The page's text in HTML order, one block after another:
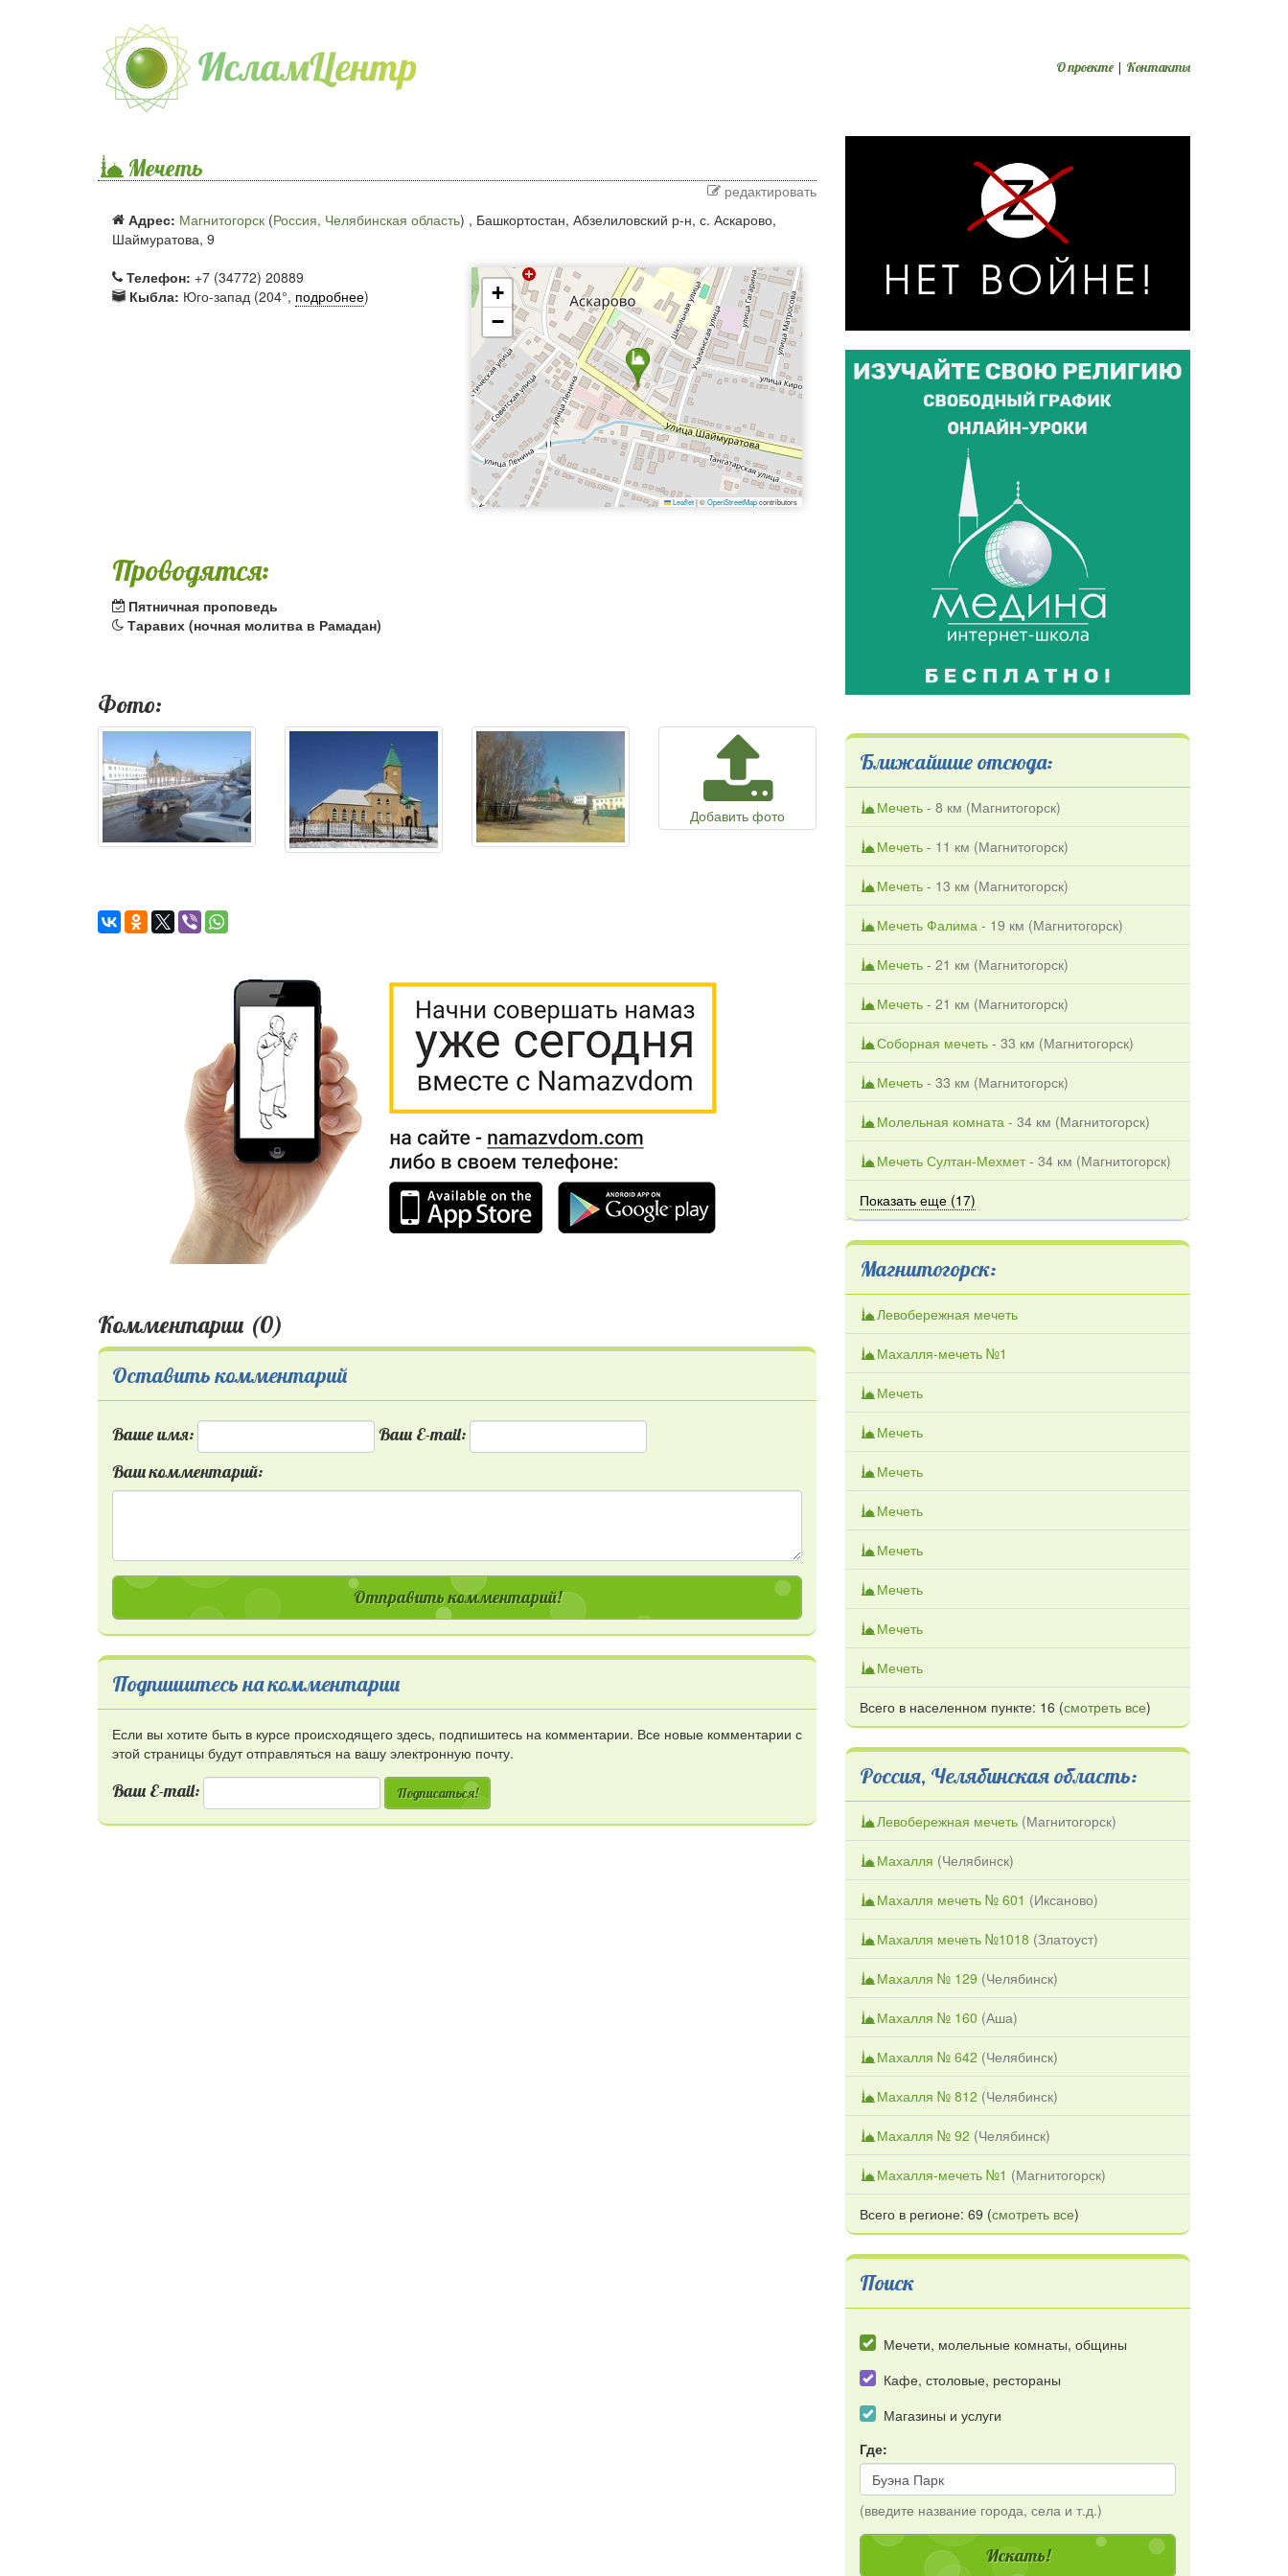
О проекте | Контакты
Мечеть
редактировать
Адрес: Магнитогорск (Россия, Челябинская область) , Башкортостан, Абзелиловский р-н, с. Аскарово,
Шаймуратова, 9
Телефон: +7 (34772) 20889
Кыбла: Юго-запад (204°, подробнее)
+
−
Leaflet|©OpenStreetMapcontributors
Проводятся:
Пятничная проповедь
Таравих (ночная молитва в Рамадан)
Фото:
Добавить фото
Комментарии (0)
Оставить комментарий
Ваше имя:
Ваш E-mail:
Ваш комментарий:
Отправить комментарий!
Подпишитесь на комментарии
Если вы хотите быть в курсе происходящего здесь, подпишитесь на комментарии. Все новые комментарии с
этой страницы будут отправляться на вашу электронную почту.
Ваш E-mail: Подписаться!
Ближайшие отсюда:
Мечеть - 8 км (Магнитогорск)
Мечеть - 11 км (Магнитогорск)
Мечеть - 13 км (Магнитогорск)
Мечеть Фалима - 19 км (Магнитогорск)
Мечеть - 21 км (Магнитогорск)
Мечеть - 21 км (Магнитогорск)
Соборная мечеть - 33 км (Магнитогорск)
Мечеть - 33 км (Магнитогорск)
Молельная комната - 34 км (Магнитогорск)
Мечеть Султан-Мехмет - 34 км (Магнитогорск)
Показать еще (17)
Магнитогорск:
Левобережная мечеть
Махалля-мечеть №1
Мечеть
Мечеть
Мечеть
Мечеть
Мечеть
Мечеть
Мечеть
Мечеть
Всего в населенном пункте: 16 (смотреть все)
Россия, Челябинская область:
Левобережная мечеть (Магнитогорск)
Махалля (Челябинск)
Махалля мечеть № 601 (Иксаново)
Махалля мечеть №1018 (Златоуст)
Махалля № 129 (Челябинск)
Махалля № 160 (Аша)
Махалля № 642 (Челябинск)
Махалля № 812 (Челябинск)
Махалля № 92 (Челябинск)
Махалля-мечеть №1 (Магнитогорск)
Всего в регионе: 69 (смотреть все)
Поиск
Мечети, молельные комнаты, общины
Кафе, столовые, рестораны
Магазины и услуги
Где:
(введите название города, села и т.д.)